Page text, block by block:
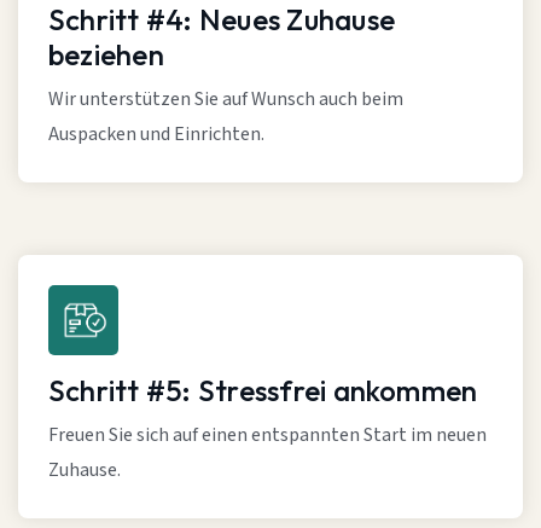
Schritt #4: Neues Zuhause
beziehen
Wir unterstützen Sie auf Wunsch auch beim
Auspacken und Einrichten.
Schritt #5: Stressfrei ankommen
Freuen Sie sich auf einen entspannten Start im neuen
Zuhause.